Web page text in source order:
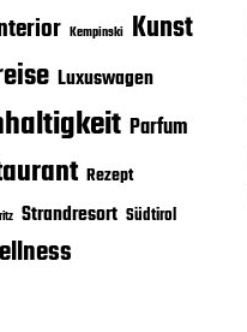
Kempinski Kunst
Luxuswagen
Parfum
Rezept
Strandresort Südtirol